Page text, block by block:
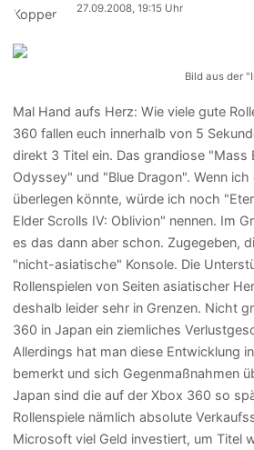
27.09.2008, 19:15 Uhr
Bild aus der
Mal Hand aufs Herz: Wie viele gute
360 fallen euch innerhalb von 5
direkt 3 Titel ein. Das grandiose "Mass
Odyssey" und "Blue Dragon". Wenn
überlegen könnte, würde ich noch
Elder Scrolls IV: Oblivion" nennen. Im
es das dann aber schon. Zugegeben,
"nicht-asiatische" Konsole. Die
Rollenspielen von Seiten asiatischer
deshalb leider sehr in Grenzen. Nicht
360 in Japan ein ziemliches
Allerdings hat man diese Entwicklung
bemerkt und sich Gegenmaßnahmen
Japan sind die auf der Xbox 360 so
Rollenspiele nämlich absolute
Microsoft viel Geld investiert, um Titel